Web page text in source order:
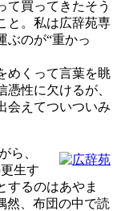
て買ってきたそう
と。私は広辞苑専
ぶのが“重かっ
めくって言葉を眺
性に欠けるが、
会えてついついみ
ら、
生す
するのはあやま
然、布団の中で読